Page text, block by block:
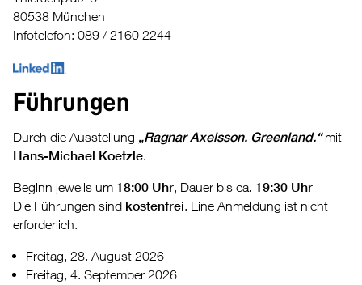
80538 München
Infotelefon: 089 / 2160 2244
Führungen
Durch die Ausstellung „Ragnar Axelsson. Greenland.“mit
Hans-Michael Koetzle.
Beginn jeweils um 18:00 Uhr, Dauer bis ca. 19:30 Uhr
Die Führungen sind kostenfrei. Eine Anmeldung ist nicht
erforderlich.
Freitag, 28. August 2026
Freitag, 4. September 2026